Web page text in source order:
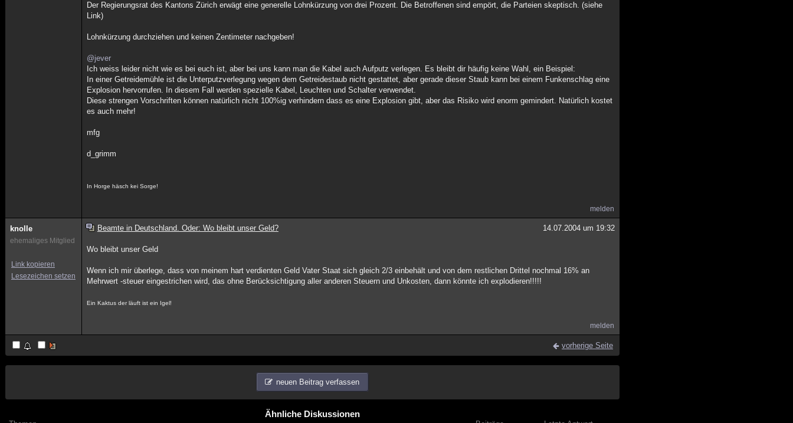
Der Regierungsrat des Kantons Zürich erwägt eine generelle Lohnkürzung von drei Prozent. Die Betroffenen sind empört, die Parteien skeptisch. (siehe
Link)
Lohnkürzung durchziehen und keinen Zentimeter nachgeben!
@jever
Ich weiss leider nicht wie es bei euch ist, aber bei uns kann man die Kabel auch Aufputz verlegen. Es bleibt dir häufig keine Wahl, ein Beispiel:
In einer Getreidemühle ist die Unterputzverlegung wegen dem Getreidestaub nicht gestattet, aber gerade dieser Staub kann bei einem Funkenschlag eine
Explosion hervorrufen. In diesem Fall werden spezielle Kabel, Leuchten und Schalter verwendet.
Diese strengen Vorschriften können natürlich nicht 100%ig verhindern dass es eine Explosion gibt, aber das Risiko wird enorm gemindert. Natürlich kostet
es auch mehr!
mfg
d_grimm
In Horge häsch kei Sorge!
melden
knolle
ehemaliges Mitglied
Link kopieren
Lesezeichen setzen
Beamte in Deutschland. Oder: Wo bleibt unser Geld? 14.07.2004 um 19:32
Wo bleibt unser Geld
Wenn ich mir überlege, dass von meinem hart verdienten Geld Vater Staat sich gleich 2/3 einbehält und von dem restlichen Drittel nochmal 16% an
Mehrwert -steuer eingestrichen wird, das ohne Berücksichtigung aller anderen Steuern und Unkosten, dann könnte ich explodieren!!!!!
Ein Kaktus der läuft ist ein Igel!
melden
vorherige Seite
neuen Beitrag verfassen
Ähnliche Diskussionen